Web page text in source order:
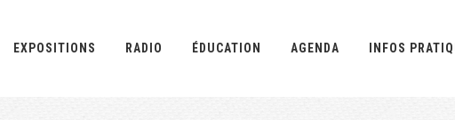
EXPOSITIONS RADIO ÉDUCATION AGENDA INFOS